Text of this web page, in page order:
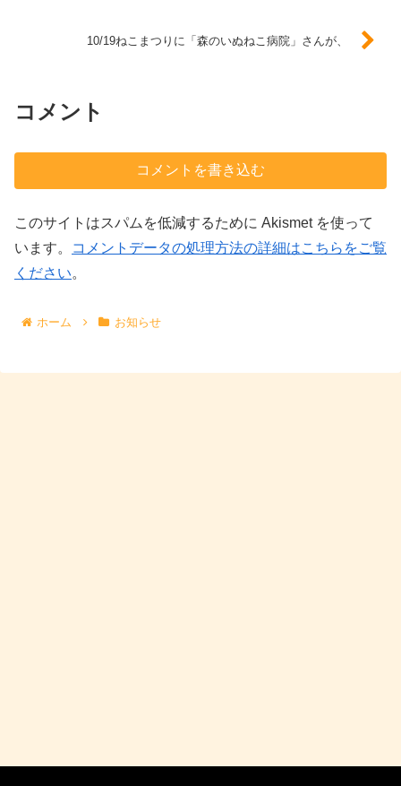
10/19ねこまつりに「森のいぬねこ病院」さんが、
コメント
コメントを書き込む
このサイトはスパムを低減するために Akismet を使って
います。
コメントデータの処理方法の詳細はこちらをご覧
ください。
ホーム お知らせ